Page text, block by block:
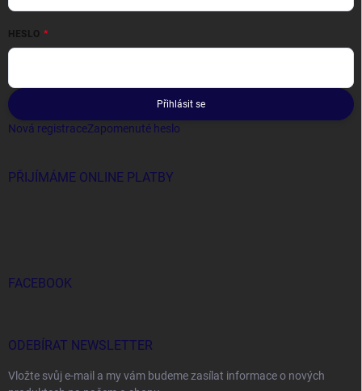
HESLO
Přihlásit se
Nová registraceZapomenuté heslo
PŘIJÍMÁME ONLINE PLATBY
FACEBOOK
ODEBÍRAT NEWSLETTER
Vložte svůj e-mail a my vám budeme zasílat informace o nových